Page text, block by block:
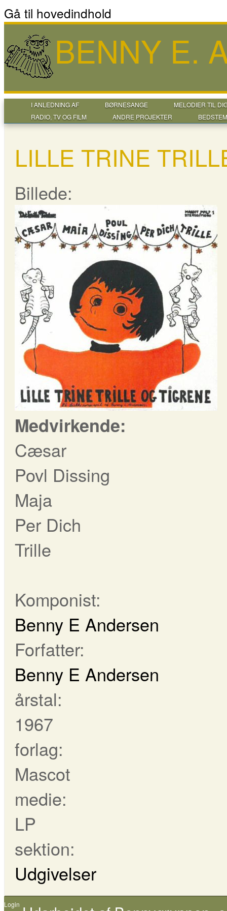
Gå til hovedindhold
BENNY E.
I ANLEDNING AF BØRNESANGE
MELODIER TIL
RADIO, TV OG FILM
ANDRE PROJEKTER
LILLE TRINE
Billede:
Medvirkende:
Cæsar
Povl Dissing
Maja
Per Dich
Trille
Komponist:
Benny E Andersen
Forfatter:
Benny E Andersen
årstal:
1967
forlag:
Mascot
medie:
LP
sektion:
Udgivelser
Login